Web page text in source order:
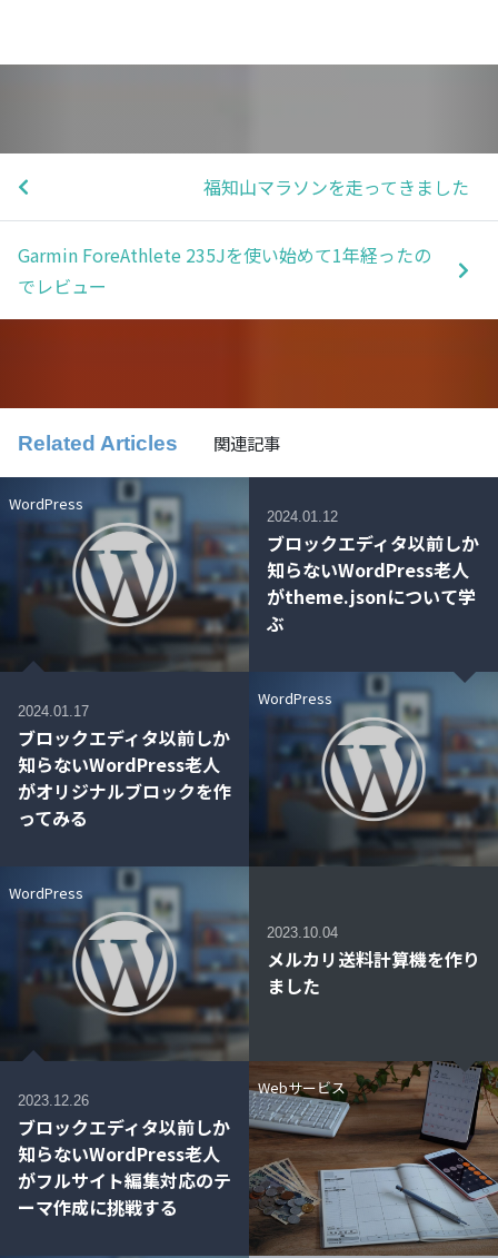
福知山マラソンを走ってきました
Garmin ForeAthlete 235Jを使い始めて1年経ったの
でレビュー
Related Articles 関連記事
WordPress
2024.01.17
ブロックエディタ以前しか
知らないWordPress老人
がオリジナルブロックを作
ってみる
WordPress
2024.01.12
ブロックエディタ以前しか
知らないWordPress老人
がtheme.jsonについて学
ぶ
WordPress
2023.12.26
ブロックエディタ以前しか
知らないWordPress老人
がフルサイト編集対応のテ
ーマ作成に挑戦する
Webサービス
2023.10.04
メルカリ送料計算機を作り
ました